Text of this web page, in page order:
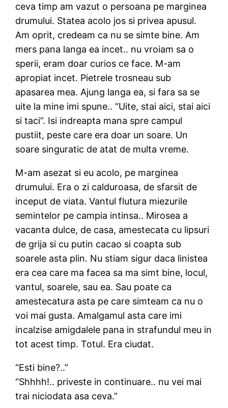
ceva timp am vazut o persoana pe marginea
drumului. Statea acolo jos si privea apusul.
Am oprit, credeam ca nu se simte bine. Am
mers pana langa ea incet.. nu vroiam sa o
sperii, eram doar curios ce face. M-am
apropiat incet. Pietrele trosneau sub
apasarea mea. Ajung langa ea, si fara sa se
uite la mine imi spune.. “Uite, stai aici, stai aici
si taci”. Isi indreapta mana spre campul
pustiit, peste care era doar un soare. Un
soare singuratic de atat de multa vreme.
M-am asezat si eu acolo, pe marginea
drumului. Era o zi calduroasa, de sfarsit de
inceput de viata. Vantul flutura miezurile
semintelor pe campia intinsa.. Mirosea a
vacanta dulce, de casa, amestecata cu lipsuri
de grija si cu putin cacao si coapta sub
soarele asta plin. Nu stiam sigur daca linistea
era cea care ma facea sa ma simt bine, locul,
vantul, soarele, sau ea. Sau poate ca
amestecatura asta pe care simteam ca nu o
voi mai gusta. Amalgamul asta care imi
incalzise amigdalele pana in strafundul meu in
tot acest timp. Totul. Era ciudat.
“Esti bine?..”
“Shhhh!.. priveste in continuare.. nu vei mai
trai niciodata asa ceva.”